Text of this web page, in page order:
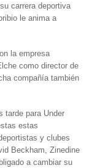
carrera deportiva
le anima a
la empresa
como director de
compañía también
tarde para Under
estas
y clubes
Beckham, Zinedine
a cambiar su